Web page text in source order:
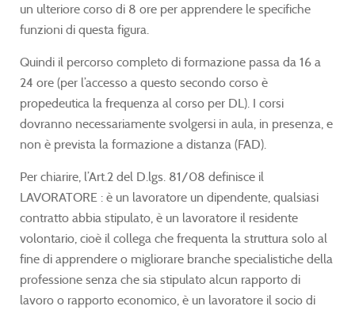
un ulteriore corso di 8 ore per apprendere le specifiche
funzioni di questa figura.
Quindi il percorso completo di formazione passa da 16 a
24 ore (per l’accesso a questo secondo corso è
propedeutica la frequenza al corso per DL). I corsi
dovranno necessariamente svolgersi in aula, in presenza, e
non è prevista la formazione a distanza (FAD).
Per chiarire, l’Art.2 del D.lgs. 81/08 definisce il
LAVORATORE : è un lavoratore un dipendente, qualsiasi
contratto abbia stipulato, è un lavoratore il residente
volontario, cioè il collega che frequenta la struttura solo al
fine di apprendere o migliorare branche specialistiche della
professione senza che sia stipulato alcun rapporto di
lavoro o rapporto economico, è un lavoratore il socio di